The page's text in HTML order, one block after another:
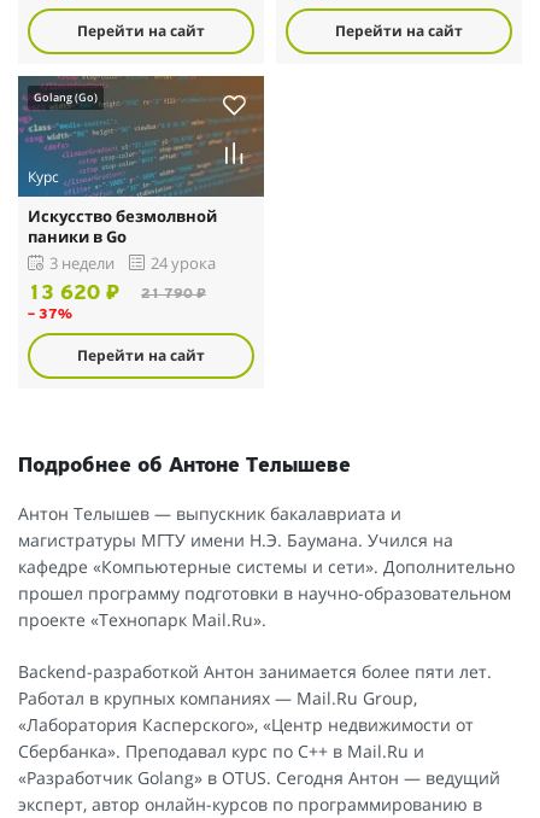
Перейти на сайт Перейти на сайт
Golang (Go)
Курс
Искусство безмолвной
паники в Go
3 недели 24 урока
13 620 ₽
21 790 ₽
– 37%
Перейти на сайт
Подробнее об Антоне Телышеве
Антон Телышев — выпускник бакалавриата и
магистратуры МГТУ имени Н.Э. Баумана. Учился на
кафедре «Компьютерные системы и сети». Дополнительно
прошел программу подготовки в научно-образовательном
проекте «Технопарк Mail.Ru».
Backend-разработкой Антон занимается более пяти лет.
Работал в крупных компаниях — Mail.Ru Group,
«Лаборатория Касперского», «Центр недвижимости от
Сбербанка». Преподавал курс по С++ в Mail.Ru и
«Разработчик Golang» в OTUS. Сегодня Антон — ведущий
эксперт, автор онлайн-курсов по программированию в